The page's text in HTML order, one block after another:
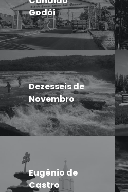
Godói
Dezesseis de
Novembro
Eugênio de
Castro